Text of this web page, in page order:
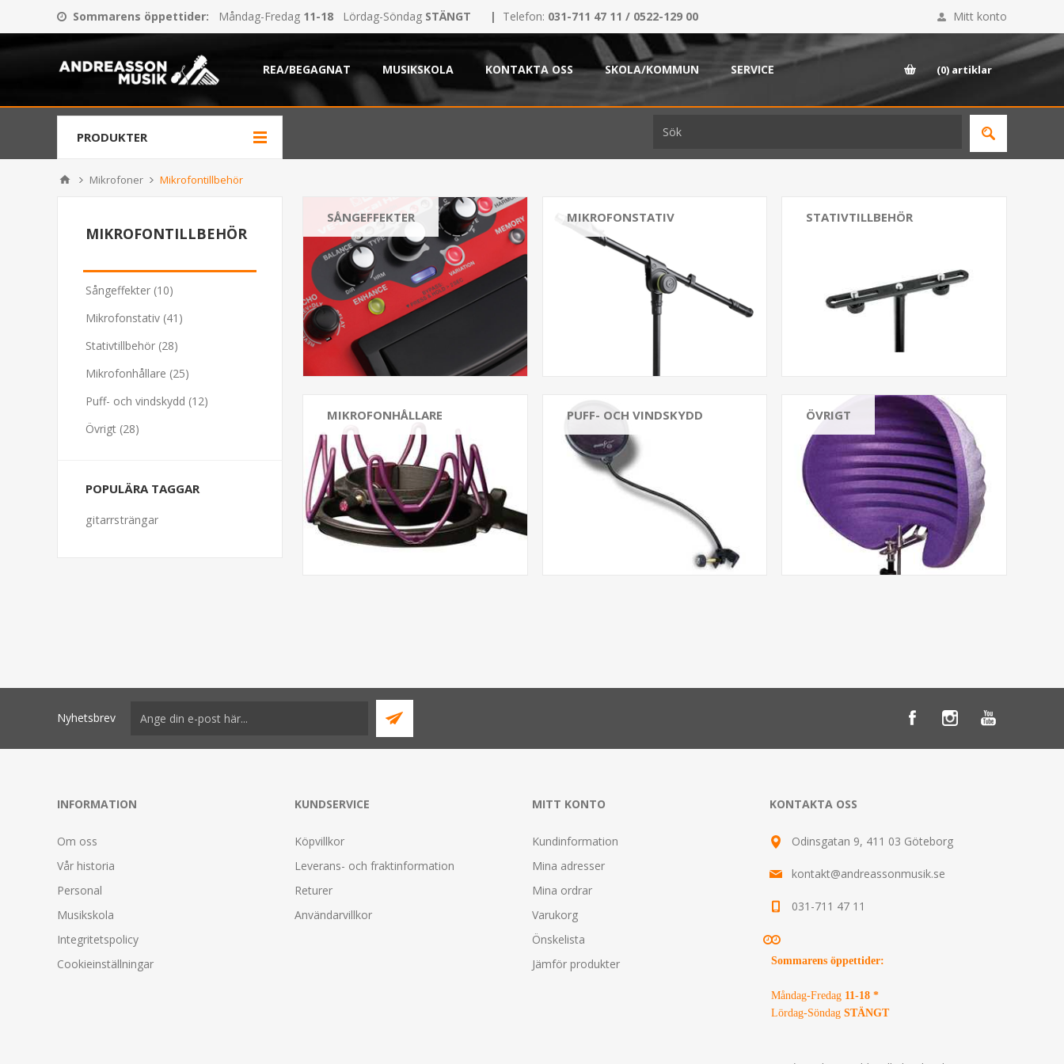
Sommarens öppettider: Måndag-Fredag 11-18 Lördag-Söndag STÄNGT | Telefon: 031-711 47 11 / 0522-129 00 Mitt konto
REA/BEGAGNAT MUSIKSKOLA KONTAKTA OSS SKOLA/KOMMUN SERVICE (0) artiklar
PRODUKTER
Mikrofoner Mikrofontillbehör
SÅNGEFFEKTER MIKROFONSTATIV STATIVTILLBEHÖR
MIKROFONHÅLLARE PUFF- OCH VINDSKYDD ÖVRIGT
MIKROFONTILLBEHÖR
Sångeffekter (10)
Mikrofonstativ (41)
Stativtillbehör (28)
Mikrofonhållare (25)
Puff- och vindskydd (12)
Övrigt (28)
POPULÄRA TAGGAR
gitarrsträngar
Nyhetsbrev
INFORMATION
Om oss
Vår historia
Personal
Musikskola
Integritetspolicy
Cookieinställningar
KUNDSERVICE
Köpvillkor
Leverans- och fraktinformation
Returer
Användarvillkor
MITT KONTO
Kundinformation
Mina adresser
Mina ordrar
Varukorg
Önskelista
Jämför produkter
KONTAKTA OSS
Odinsgatan 9, 411 03 Göteborg
kontakt@andreassonmusik.se
031-711 47 11
Sommarens öppettider:
Måndag-Fredag 11-18 *
Lördag-Söndag STÄNGT